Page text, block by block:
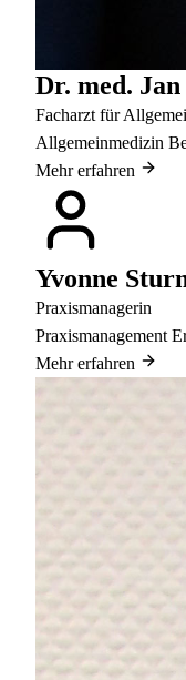
Dr. med.
Facharzt für
Allgemeinmedizin
Mehr erfahren
Yvonne
Praxismanagerin
Praxismanagement
Mehr erfahren